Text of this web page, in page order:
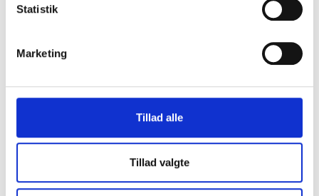
Statistik
Marketing
Tillad alle
Tillad valgte